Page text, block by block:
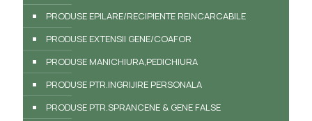
PRODUSE EPILARE/RECIPIENTE REINCARCABILE
PRODUSE EXTENSII GENE/COAFOR
PRODUSE MANICHIURA,PEDICHIURA
PRODUSE PTR.INGRIJIRE PERSONALA
PRODUSE PTR.SPRANCENE & GENE FALSE